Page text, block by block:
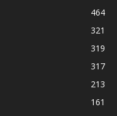
464
321
319
317
213
161